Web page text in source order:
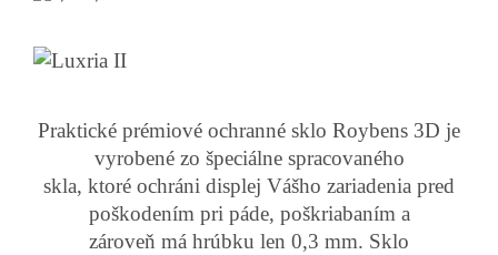
Praktické prémiové ochranné sklo Roybens 3D je
vyrobené zo špeciálne spracovaného
skla, ktoré ochráni displej Vášho zariadenia pred
poškodením pri páde, poškriabaním a
zároveň má hrúbku len 0,3 mm. Sklo